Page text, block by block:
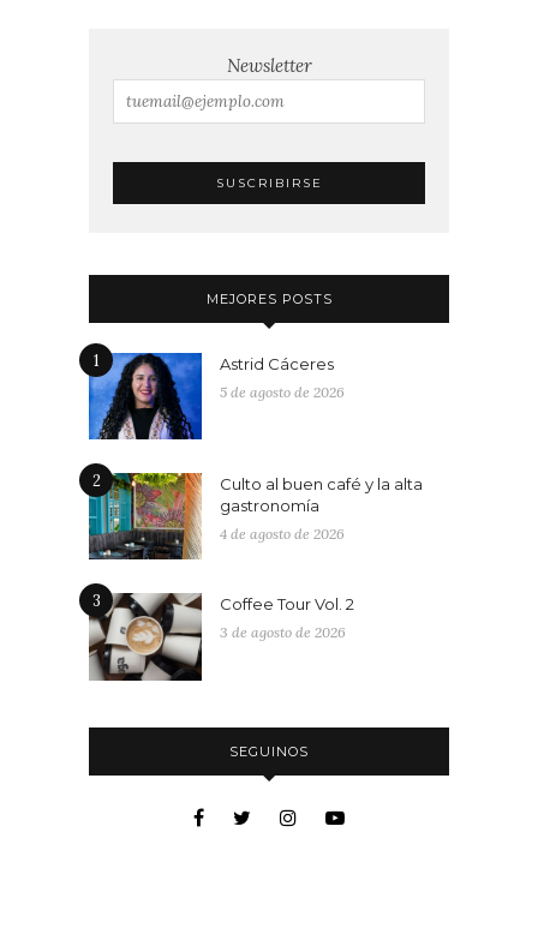
Newsletter
MEJORES POSTS
1 Astrid Cáceres
5 de agosto de 2026
2
Culto al buen café y la alta
gastronomía
4 de agosto de 2026
3 Coffee Tour Vol. 2
3 de agosto de 2026
SEGUINOS